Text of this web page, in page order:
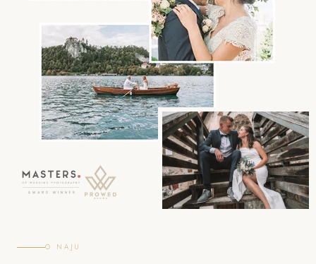
O NAJU